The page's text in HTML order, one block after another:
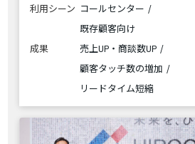
利用シーン コールセンター
既存顧客向け
成果
売上UP・商談数UP
顧客タッチ数の増加
リードタイム短縮